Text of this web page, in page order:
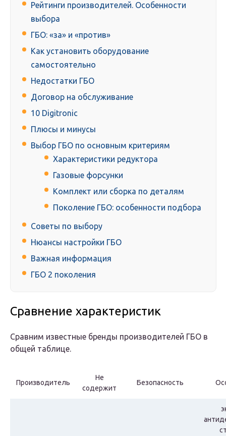
Рейтинги производителей. Особенности
выбора
ГБО: «за» и «против»
Как установить оборудование
самостоятельно
Недостатки ГБО
Договор на обслуживание
10 Digitronic
Плюсы и минусы
Выбор ГБО по основным критериям
Характеристики редуктора
Газовые форсунки
Комплект или сборка по деталям
Поколение ГБО: особенности подбора
Советы по выбору
Нюансы настройки ГБО
Важная информация
ГБО 2 поколения
Сравнение характеристик
Сравним известные бренды производителей ГБО в
общей таблице.
Производитель
Не
содержит
Безопасность